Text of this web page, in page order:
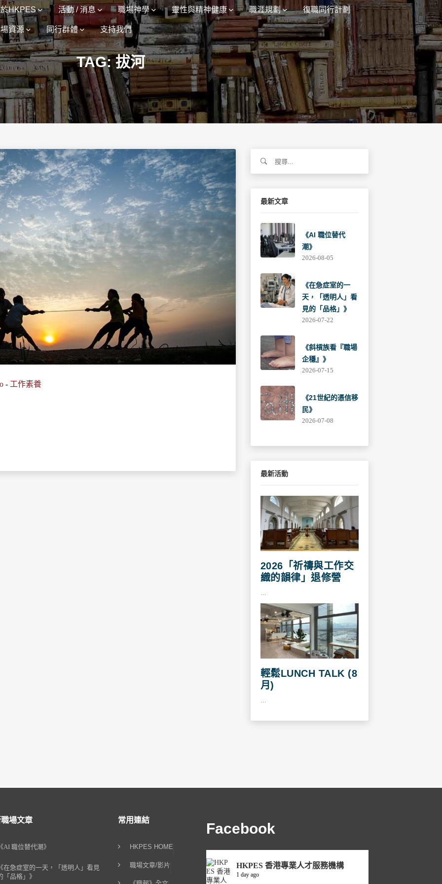
HKPES 活動 / 消息 職場神學 靈性與精神健康 職涯規劃 復職同行計劃
資源 同行群體 支持我們
TAG: 拔河
- 工作素養
關
最新文章
《AI 職位替代
潮》
2026-08-05
《在急症室的一
天，「透明人」看
見的「品格」》
2026-07-22
《斜槓族看『職場
企穩』》
2026-07-15
《21世紀的憑信移
民》
2026-07-08
最新活動
2026「祈禱與工作交
織的韻律」退修營
輕鬆LUNCH TALK (8
月)
場文章
AI 職位替代潮》
在急症室的一天，「透明人」看見
「品格」》
常用連結
HKPES HOME
職場文章/影片
Facebook
HKPES 香港專業人才服務機構
1 day ago